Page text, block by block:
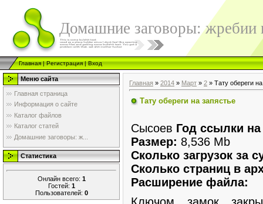
Домашние заговоры: жребии
Главная|Регистрация|Вход
Меню сайта
Главная страница
Информация о сайте
Каталог файлов
Каталог статей
Домашние заговоры: ж...
Статистика
Онлайн всего: 1
Гостей: 1
Пользователей: 0
Главная » 2014 » Март » 2 » Тату обереги
Тату обереги на запястье
Сысоев Год ссылки
Размер: 8,536 Mb
Сколько загрузок за
Сколько страниц в
Расширение файла: